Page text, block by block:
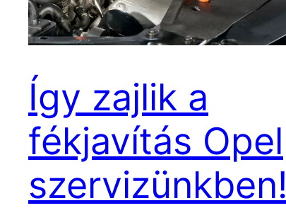
Így zajlik a
fékjavítás Opel
szervizünkben!